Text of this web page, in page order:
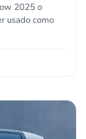
2025 o
usado como